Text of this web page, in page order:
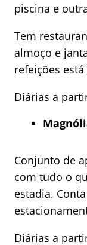
piscina e
Tem
almoço e
refeições
Diárias a
Conjunto de
com tudo o
estadia.
Diárias a